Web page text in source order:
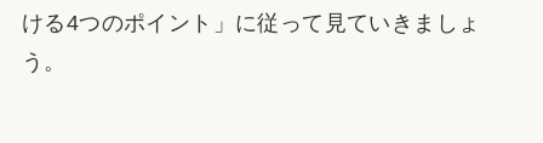
ける4つのポイント」に従って見ていきましょ
う。